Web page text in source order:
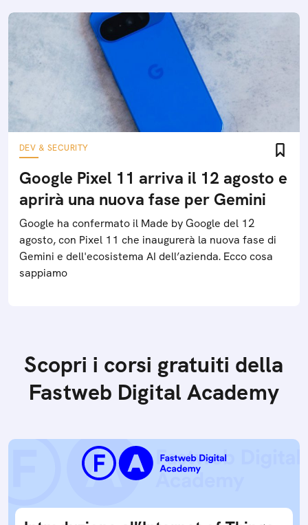
DEV & SECURITY
Google Pixel 11 arriva il 12 agosto e
aprirà una nuova fase per Gemini
Google ha confermato il Made by Google del 12
agosto, con Pixel 11 che inaugurerà la nuova fase di
Gemini e dell'ecosistema AI dell’azienda. Ecco cosa
sappiamo
Scopri i corsi gratuiti della
Fastweb Digital Academy